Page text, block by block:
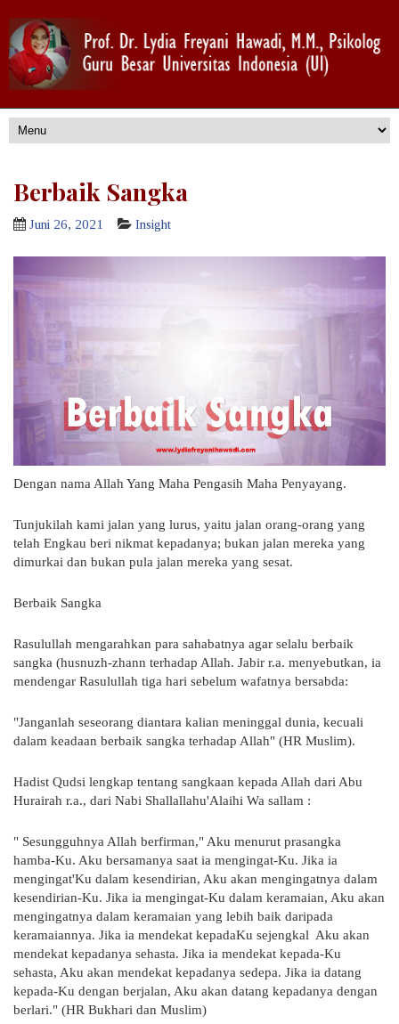
Berbaik Sangka
Juni 26, 2021 Insight
Dengan nama Allah Yang Maha Pengasih Maha Penyayang.
Tunjukilah kami jalan yang lurus, yaitu jalan orang-orang yang
telah Engkau beri nikmat kepadanya; bukan jalan mereka yang
dimurkai dan bukan pula jalan mereka yang sesat.
Berbaik Sangka
Rasulullah mengarahkan para sahabatnya agar selalu berbaik
sangka (husnuzh-zhann terhadap Allah. Jabir r.a. menyebutkan, ia
mendengar Rasulullah tiga hari sebelum wafatnya bersabda:
"Janganlah seseorang diantara kalian meninggal dunia, kecuali
dalam keadaan berbaik sangka terhadap Allah" (HR Muslim).
Hadist Qudsi lengkap tentang sangkaan kepada Allah dari Abu
Hurairah r.a., dari Nabi Shallallahu'Alaihi Wa sallam :
" Sesungguhnya Allah berfirman," Aku menurut prasangka
hamba-Ku. Aku bersamanya saat ia mengingat-Ku. Jika ia
mengingat'Ku dalam kesendirian, Aku akan mengingatnya dalam
kesendirian-Ku. Jika ia mengingat-Ku dalam keramaian, Aku akan
mengingatnya dalam keramaian yang lebih baik daripada
keramaiannya. Jika ia mendekat kepadaKu sejengkal Aku akan
mendekat kepadanya sehasta. Jika ia mendekat kepada-Ku
sehasta, Aku akan mendekat kepadanya sedepa. Jika ia datang
kepada-Ku dengan berjalan, Aku akan datang kepadanya dengan
berlari." (HR Bukhari dan Muslim)